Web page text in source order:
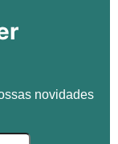
novidades